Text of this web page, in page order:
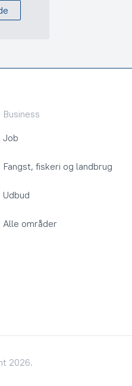
Business
Job
Fangst, fiskeri og landbrug
Udbud
Alle områder
2026.